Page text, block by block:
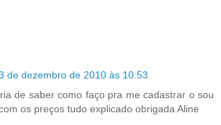
de dezembro de 2010 às 10:53
de saber como faço pra me cadastrar o sou
os preços tudo explicado obrigada Aline